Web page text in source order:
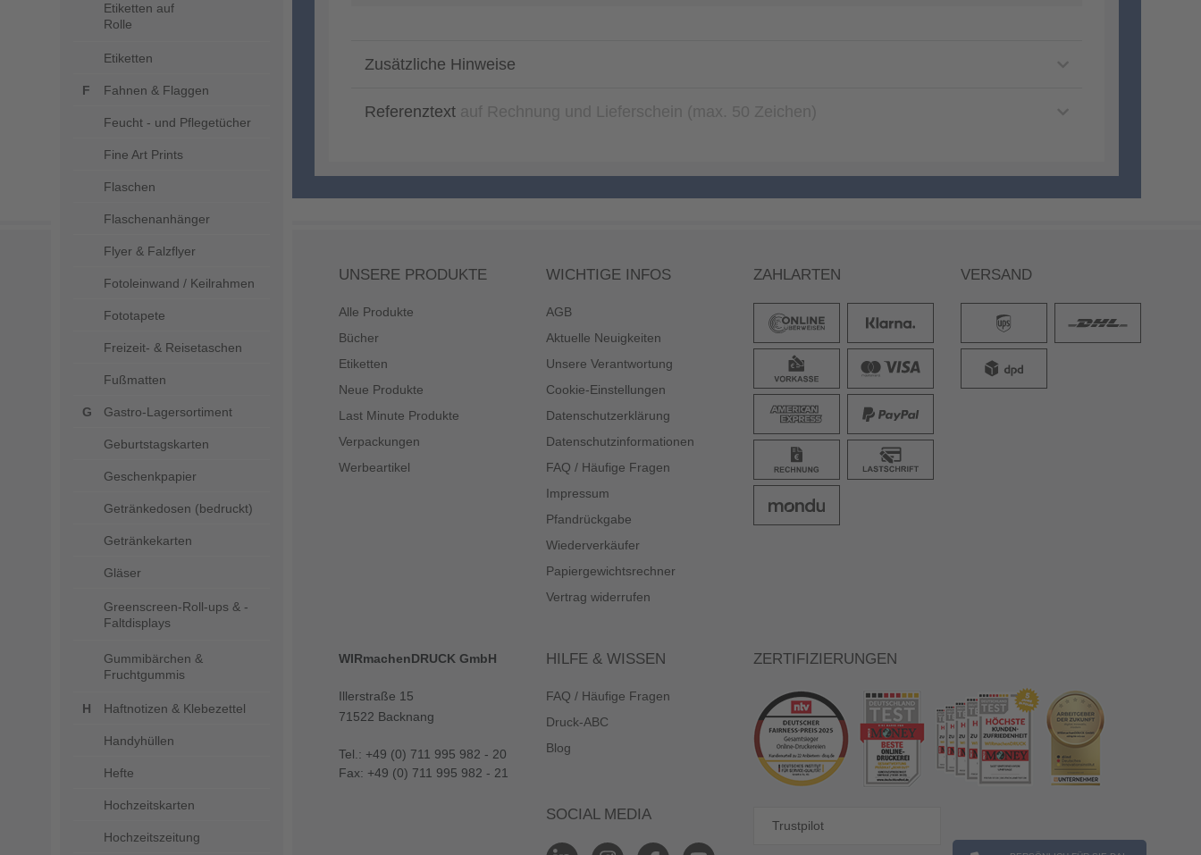
Etiketten auf
Rolle
Etiketten
Fahnen & Flaggen
Feucht - und Pflegetücher
Fine Art Prints
Flaschen
Flaschenanhänger
Flyer & Falzflyer
Fotoleinwand / Keilrahmen
Fototapete
Freizeit- & Reisetaschen
Fußmatten
Gastro-Lagersortiment
Geburtstagskarten
Geschenkpapier
Getränkedosen (bedruckt)
Getränkekarten
Gläser
Greenscreen-Roll-ups & -
Faltdisplays
Gummibärchen &
Fruchtgummis
Haftnotizen & Klebezettel
Handyhüllen
Hefte
Hochzeitskarten
Hochzeitszeitung
Zusätzliche Hinweise
Referenztext
UNSERE PRODUKTE
Alle Produkte
Bücher
Etiketten
Neue Produkte
Last Minute Produkte
Verpackungen
Werbeartikel
WICHTIGE INFOS
AGB
Aktuelle Neuigkeiten
Unsere Verantwortung
Cookie-Einstellungen
Datenschutzerklärung
Datenschutzinformationen
FAQ / Häufige Fragen
Impressum
Pfandrückgabe
Wiederverkäufer
Papiergewichtsrechner
Vertrag widerrufen
ZAHLARTEN VERSAND
WIRmachenDRUCK GmbH
Illerstraße 15
71522 Backnang
Tel.: +49 (0) 711 995 982 - 20
Fax: +49 (0) 711 995 982 - 21
HILFE & WISSEN
FAQ / Häufige Fragen
Druck-ABC
Blog
SOCIAL MEDIA
ZERTIFIZIERUNGEN
Trustpilot